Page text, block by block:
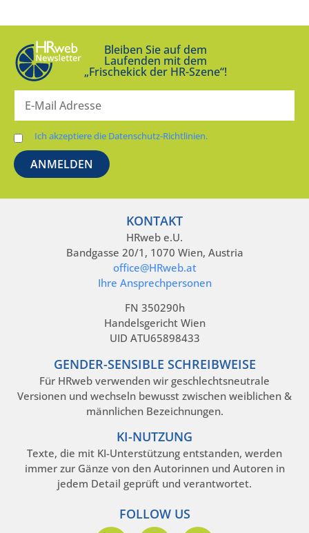
Bleiben Sie auf dem
Laufenden mit dem
„Frischekick der HR-Szene“!
Ich akzeptiere die Datenschutz-Richtlinien.
KONTAKT
HRweb e.U.
Bandgasse 20/1, 1070 Wien, Austria
office@HRweb.at
Ihre Ansprechpersonen
FN 350290h
Handelsgericht Wien
UID ATU65898433
GENDER-SENSIBLE SCHREIBWEISE
Für HRweb verwenden wir geschlechtsneutrale
Versionen und wechseln bewusst zwischen weiblichen &
männlichen Bezeichnungen.
KI-NUTZUNG
Texte, die mit KI-Unterstützung entstanden, werden
immer zur Gänze von den Autorinnen und Autoren in
jedem Detail geprüft und verantwortet.
FOLLOW US